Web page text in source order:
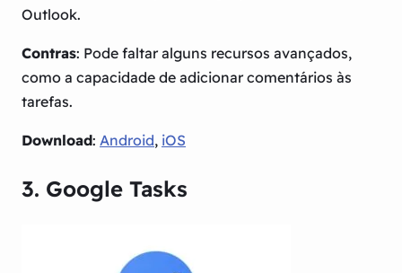
Outlook.
Contras: Pode faltar alguns recursos avançados,
como a capacidade de adicionar comentários às
tarefas.
Download: Android, iOS
3. Google Tasks